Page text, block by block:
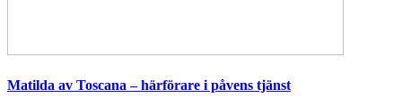
Matilda av Toscana – härförare i påvens tjänst